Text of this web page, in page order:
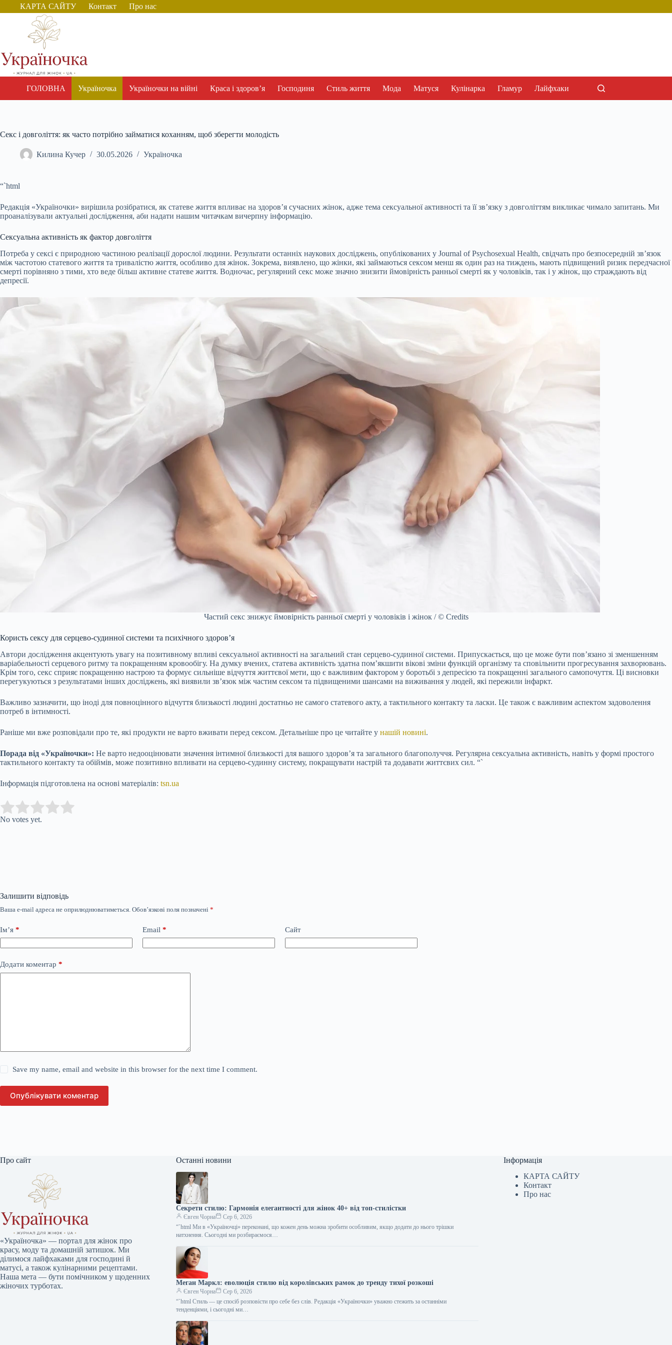
Перейти
до
КАРТА САЙТУ Контакт Про нас
ГОЛОВНА Україночка Україночки на війні Краса і здоров’я Господиня Стиль життя Мода Матуся Кулінарка Гламур Лайфхаки
Секс і довголіття: як часто потрібно займатися коханням, щоб зберегти молодість
Килина Кучер 30.05.2026 Україночка
“`html
Редакція «Україночки» вирішила розібратися, як статеве життя впливає на здоров’я сучасних жінок, адже тема сексуальної активності та її зв’язку з довголіттям викликає чимало запитань. Ми
проаналізували актуальні дослідження, аби надати нашим читачкам вичерпну інформацію.
Сексуальна активність як фактор довголіття
Потреба у сексі є природною частиною реалізації дорослої людини. Результати останніх наукових досліджень, опублікованих у Journal of Psychosexual Health, свідчать про безпосередній зв’язок
між частотою статевого життя та тривалістю життя, особливо для жінок. Зокрема, виявлено, що жінки, які займаються сексом менш як один раз на тиждень, мають підвищений ризик передчасної
смерті порівняно з тими, хто веде більш активне статеве життя. Водночас, регулярний секс може значно знизити ймовірність ранньої смерті як у чоловіків, так і у жінок, що страждають від
депресії.
Частий секс знижує ймовірність ранньої смерті у чоловіків і жінок / © Credits
Користь сексу для серцево-судинної системи та психічного здоров’я
Автори дослідження акцентують увагу на позитивному впливі сексуальної активності на загальний стан серцево-судинної системи. Припускається, що це може бути пов’язано зі зменшенням
варіабельності серцевого ритму та покращенням кровообігу. На думку вчених, статева активність здатна пом’якшити вікові зміни функцій організму та сповільнити прогресування захворювань.
Крім того, секс сприяє покращенню настрою та формує сильніше відчуття життєвої мети, що є важливим фактором у боротьбі з депресією та покращенні загального самопочуття. Ці висновки
перегукуються з результатами інших досліджень, які виявили зв’язок між частим сексом та підвищеними шансами на виживання у людей, які пережили інфаркт.
Важливо зазначити, що іноді для повноцінного відчуття близькості людині достатньо не самого статевого акту, а тактильного контакту та ласки. Це також є важливим аспектом задоволення
потреб в інтимності.
Раніше ми вже розповідали про те, які продукти не варто вживати перед сексом. Детальніше про це читайте у нашій новині.
Порада від «Україночки»: Не варто недооцінювати значення інтимної близькості для вашого здоров’я та загального благополуччя. Регулярна сексуальна активність, навіть у формі простого
тактильного контакту та обіймів, може позитивно впливати на серцево-судинну систему, покращувати настрій та додавати життєвих сил. “`
Інформація підготовлена на основі матеріалів: tsn.ua
Rate this item:
No votes yet.
Залишити відповідь
Ваша e-mail адреса не оприлюднюватиметься. Обов’язкові поля позначені *
Ім’я * Email * Сайт
Додати коментар *
Save my name, email and website in this browser for the next time I comment.
Опублікувати коментар
Про сайт
«Україночка» — портал для жінок про
красу, моду та домашній затишок. Ми
ділимося лайфхаками для господині й
матусі, а також кулінарними рецептами.
Наша мета — бути помічником у щоденних
жіночих турботах.
Останні новини
Секрети стилю: Гармонія елегантності для жінок 40+ від топ-стилістки
Євген Чорна
Сер 6, 2026
“`html Ми в «Україночці» переконані, що кожен день можна зробити особливим, якщо додати до нього трішки
натхнення. Сьогодні ми розбираємося…
Меган Маркл: еволюція стилю від королівських рамок до тренду тихої розкоші
Євген Чорна
Сер 6, 2026
“`html Стиль — це спосіб розповісти про себе без слів. Редакція «Україночки» уважно стежить за останніми
тенденціями, і сьогодні ми…
Інформація
КАРТА САЙТУ
Контакт
Про нас